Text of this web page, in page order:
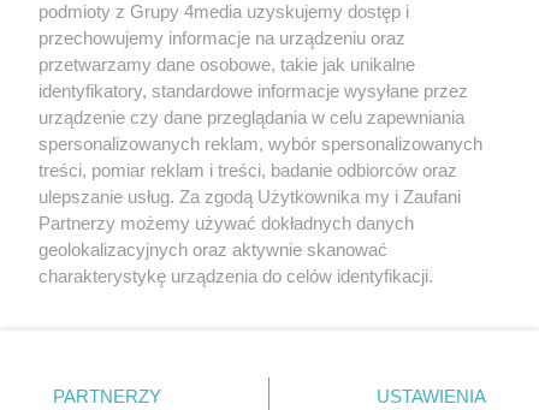
Kontakt Reklama Patronat
Dane firmowe
Regulamin serwisu i ogłoszeń drobnych
Regulamin konkursów
Polityka prywatności
Przetwarzanie danych osobowych
Zapisz się do newslettera
Dołącz do grona ludzi najlepiej poinformowanych!
Zapisz się »
podmioty z Grupy 4media uzyskujemy dostęp i
przechowujemy informacje na urządzeniu oraz
przetwarzamy dane osobowe, takie jak unikalne
identyfikatory, standardowe informacje wysyłane przez
urządzenie czy dane przeglądania w celu zapewniania
spersonalizowanych reklam, wybór spersonalizowanych
treści, pomiar reklam i treści, badanie odbiorców oraz
ulepszanie usług. Za zgodą Użytkownika my i Zaufani
Partnerzy możemy używać dokładnych danych
geolokalizacyjnych oraz aktywnie skanować
charakterystykę urządzenia do celów identyfikacji.
zmienić/wycofać klikając przycisk ustawień prywatności
PARTNERZY USTAWIENIA